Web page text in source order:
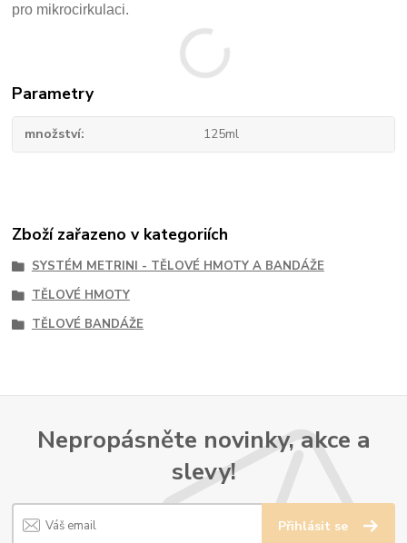
pro mikrocirkulaci.
Parametry
množství 125ml
Zboží zařazeno v kategoriích
SYSTÉM METRINI - TĚLOVÉ HMOTY A BANDÁŽE
TĚLOVÉ HMOTY
TĚLOVÉ BANDÁŽE
Nepropásněte novinky, akce a
slevy!
Přihlásit se